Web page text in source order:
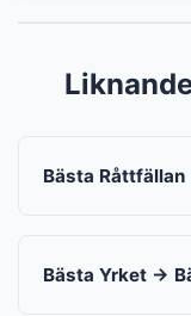
Bästa
Bästa Yrket →